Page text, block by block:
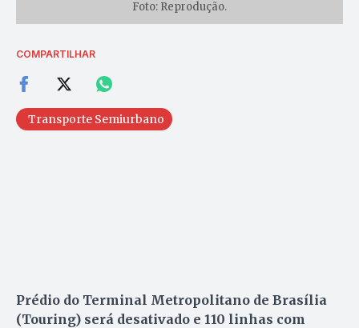
Foto: Reprodução.
COMPARTILHAR
Transporte Semiurbano
Prédio do Terminal Metropolitano de Brasília
(Touring) será desativado e 110 linhas com